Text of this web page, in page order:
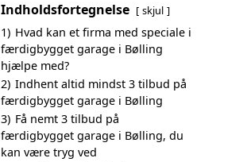
Indholdsfortegnelse skjul
1) Hvad kan et firma med speciale i
færdigbygget garage i Bølling
hjælpe med?
2) Indhent altid mindst 3 tilbud på
færdigbygget garage i Bølling
3) Få nemt 3 tilbud på
færdigbygget garage i Bølling, du
kan være tryg ved